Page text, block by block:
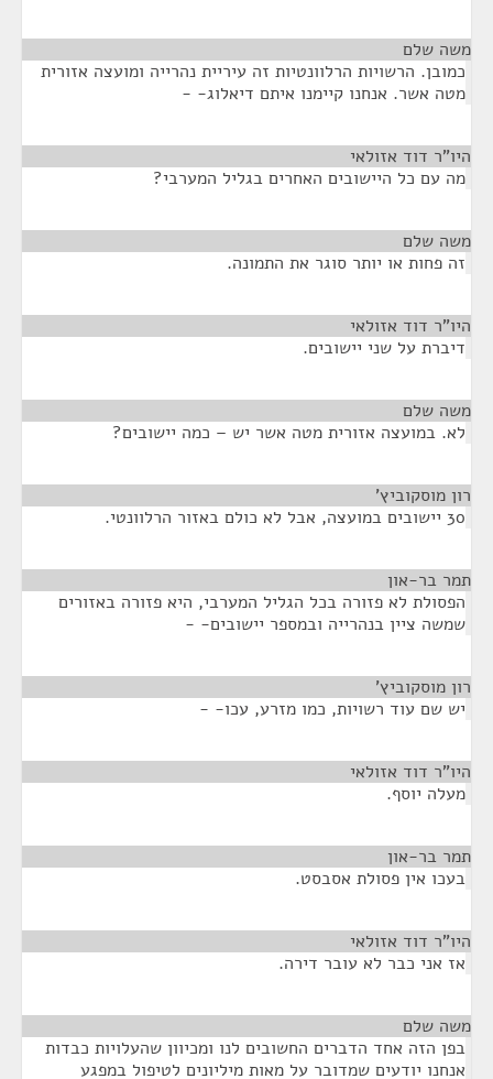
משה שלם
כמובן. הרשויות הרלוונטיות זה עיריית נהרייה ומועצה אזורית
מטה אשר. אנחנו קיימנו איתם דיאלוג- -
היו"ר דוד אזולאי
מה עם כל היישובים האחרים בגליל המערבי?
משה שלם
זה פחות או יותר סוגר את התמונה.
היו"ר דוד אזולאי
דיברת על שני יישובים.
משה שלם
לא. במועצה אזורית מטה אשר יש – כמה יישובים?
רון מוסקוביץ'
30 יישובים במועצה, אבל לא כולם באזור הרלוונטי.
תמר בר-און
הפסולת לא פזורה בכל הגליל המערבי, היא פזורה באזורים
שמשה ציין בנהרייה ובמספר יישובים- -
רון מוסקוביץ'
יש שם עוד רשויות, כמו מזרע, עכו- -
היו"ר דוד אזולאי
מעלה יוסף.
תמר בר-און
בעכו אין פסולת אסבסט.
היו"ר דוד אזולאי
אז אני כבר לא עובר דירה.
משה שלם
בפן הזה אחד הדברים החשובים לנו ומכיוון שהעלויות כבדות
אנחנו יודעים שמדובר על מאות מיליונים לטיפול במפגע